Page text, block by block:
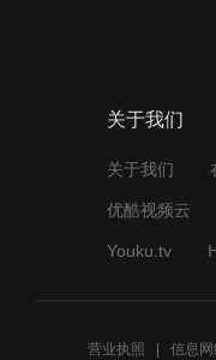
关于我们
关于我们
优酷视频云
Youku.tv
营业执照 信息